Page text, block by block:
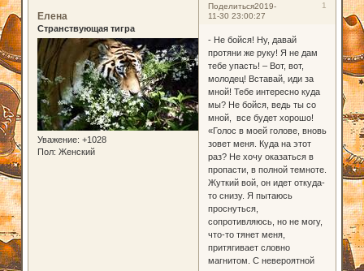
Поделиться 1
2019-
11-30 23:00:27
Елена
Странствующая тигра
Уважение: +1028
Пол: Женский
- Не бойся! Ну, давай
протяни же руку! Я не дам
тебе упасть! – Вот, вот,
молодец! Вставай, иди за
мной! Тебе интересно куда
мы? Не бойся, ведь ты со
мной, все будет хорошо!
«Голос в моей голове, вновь
зовет меня. Куда на этот
раз? Не хочу оказаться в
пропасти, в полной темноте.
Жуткий вой, он идет откуда-
то снизу. Я пытаюсь
проснуться,
сопротивляюсь, но не могу,
что-то тянет меня,
притягивает словно
магнитом. С невероятной